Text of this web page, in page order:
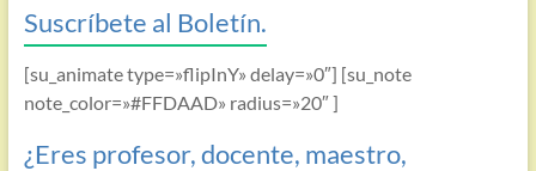
Suscríbete al Boletín.
[su_animate type=»flipInY» delay=»0″] [su_note
note_color=»#FFDAAD» radius=»20″ ]
¿Eres profesor, docente, maestro,